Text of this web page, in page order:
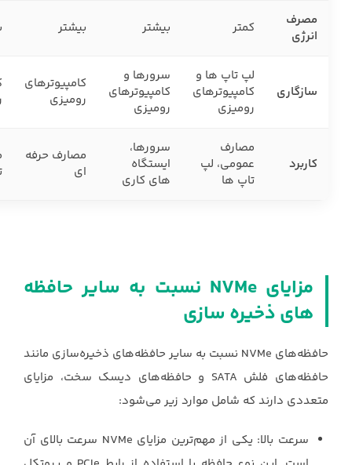
مصرف
انرژی
کمتر بیشتر بیشتر
سازگاری
لپ تاپ ها و
کامپیوترهای
رومیزی
سرورها و
کامپیوترهای
رومیزی
کامپیوترهای
رومیزی
کاربرد
مصارف
عمومی، لپ
تاپ ها
سرورها،
ایستگاه
های کاری
مصارف حرفه
ای
مزایای ‏NVMe‏ نسبت به سایر حافظه
های ذخیره سازی
حافظه‌های ‏NVMe‏ نسبت به سایر حافظه‌های ذخیره‌سازی مانند
حافظه‌های فلش ‏SATA‏ و حافظه‌های ‏دیسک سخت، مزایای
متعددی دارند که شامل موارد زیر می‌شود:‏
سرعت بالا: یکی از مهم‌ترین مزایای ‏NVMe‏ سرعت بالای آن